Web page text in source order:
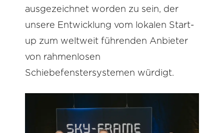
ausgezeichnet worden zu sein, der
unsere Entwicklung vom lokalen Start-
up zum weltweit führenden Anbieter
von rahmenlosen
Schiebefenstersystemen würdigt.